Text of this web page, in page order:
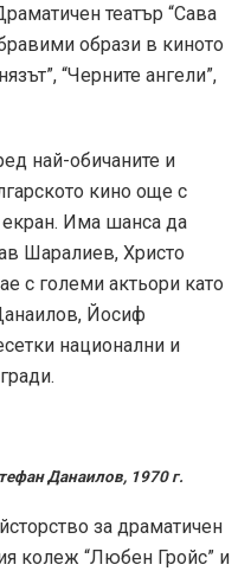
театър “Сава
образи в киното
“Черните ангели”,
най-обичаните и
кино още с
екран. Има шанса да
Шаралиев, Христо
с големи актьори като
Йосиф
национални и
Данаилов, 1970 г.
за драматичен
колеж “Любен Гройс” и